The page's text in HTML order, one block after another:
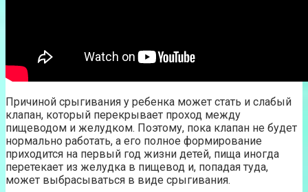
Причиной срыгивания у ребенка может стать и слабый
клапан, который перекрывает проход между
пищеводом и желудком. Поэтому, пока клапан не будет
нормально работать, а его полное формирование
приходится на первый год жизни детей, пища иногда
перетекает из желудка в пищевод и, попадая туда,
может выбрасываться в виде срыгивания.